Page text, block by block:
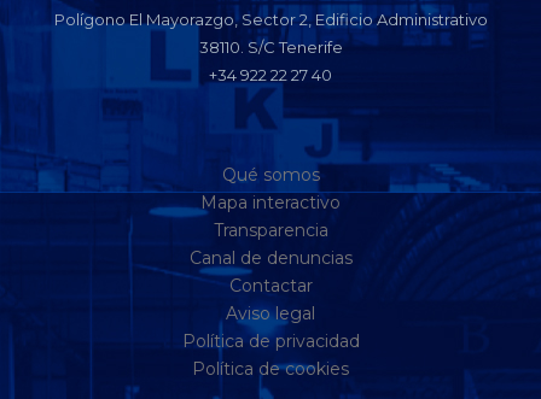
Polígono El Mayorazgo, Sector 2, Edificio Administrativo
38110. S/C Tenerife
+34 922 22 27 40
Qué somos
Mapa interactivo
Transparencia
Canal de denuncias
Contactar
Aviso legal
Política de privacidad
Política de cookies